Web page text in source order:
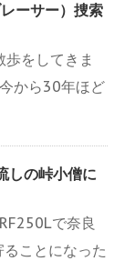
レーサー）捜索
歩をしてきま
から30年ほど
しの峠小僧に
で奈良
ことになった